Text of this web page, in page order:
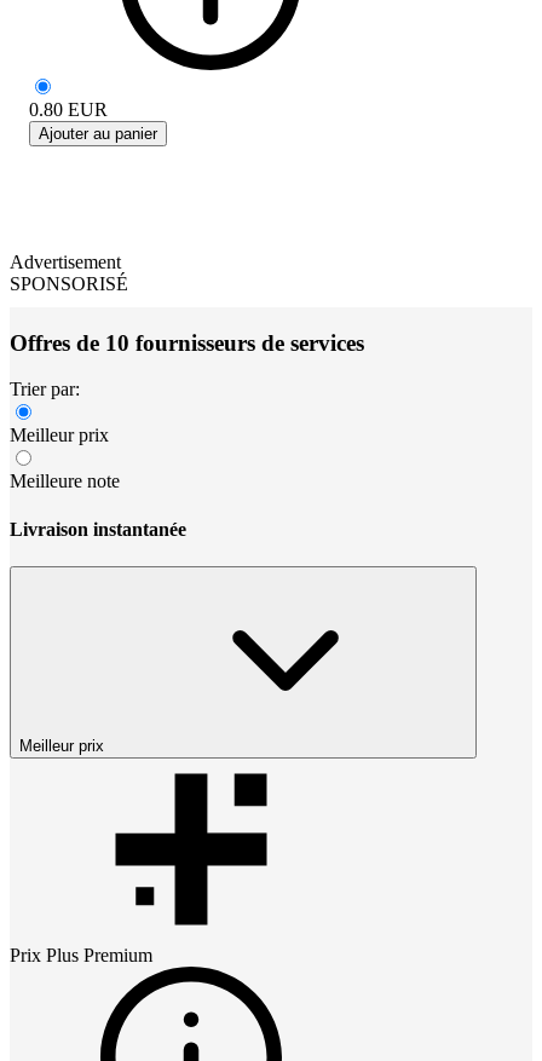
0.80 EUR
Ajouter au panier
Advertisement
SPONSORISÉ
Offres de 10 fournisseurs de services
Trier par:
Meilleur prix
Meilleure note
Livraison instantanée
Meilleur prix
Prix Plus Premium